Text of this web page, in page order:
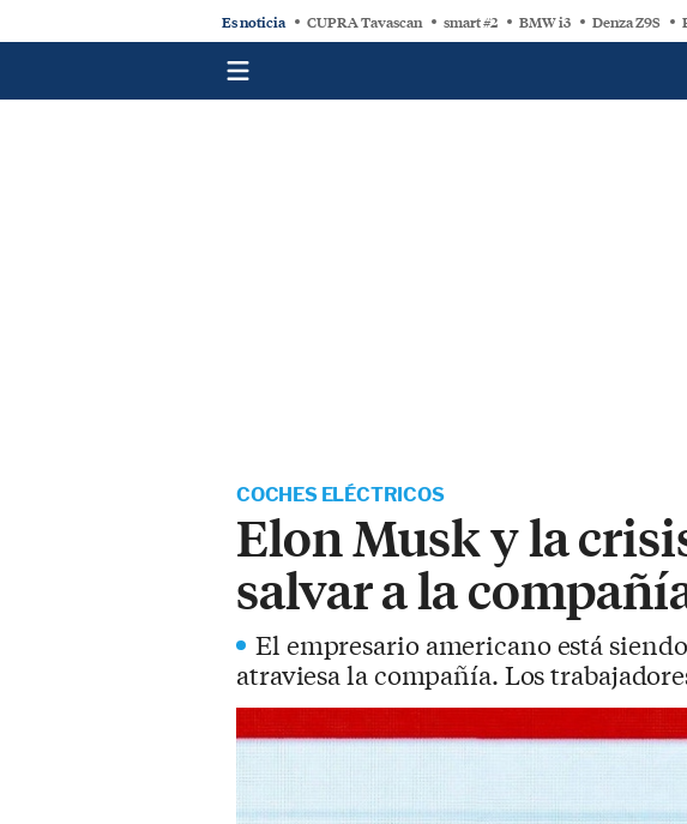
Es noticia CUPRA Tavascan smart #2 BMW i3 Denza Z9S
COCHES ELÉCTRICOS
Elon Musk y la
salvar a la
El empresario americano está
atraviesa la compañía. Los